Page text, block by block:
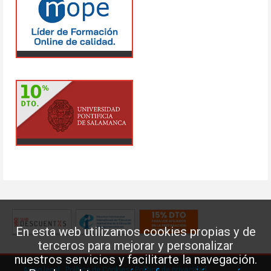
En esta web utilizamos cookies propias y de
terceros para mejorar y personalizar
nuestros servicios y facilitarte la navegación.